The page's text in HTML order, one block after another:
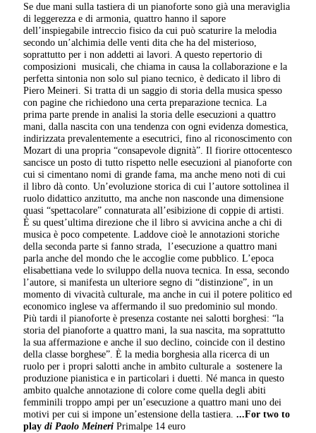
Se due mani sulla tastiera di un pianoforte sono già una meraviglia
di leggerezza e di armonia, quattro hanno il sapore
dell’inspiegabile intreccio fisico da cui può scaturire la melodia
secondo un’alchimia delle venti dita che ha del misterioso,
soprattutto per i non addetti ai lavori. A questo repertorio di
composizioni musicali, che chiama in causa la collaborazione e la
perfetta sintonia non solo sul piano tecnico, è dedicato il libro di
Piero Meineri. Si tratta di un saggio di storia della musica spesso
con pagine che richiedono una certa preparazione tecnica. La
prima parte prende in analisi la storia delle esecuzioni a quattro
mani, dalla nascita con una tendenza con ogni evidenza domestica,
indirizzata prevalentemente a esecutrici, fino al riconoscimento con
Mozart di una propria “consapevole dignità”. Il fiorire ottocentesco
sancisce un posto di tutto rispetto nelle esecuzioni al pianoforte con
cui si cimentano nomi di grande fama, ma anche meno noti di cui
il libro dà conto. Un’evoluzione storica di cui l’autore sottolinea il
ruolo didattico anzitutto, ma anche non nasconde una dimensione
quasi “spettacolare” connaturata all’esibizione di coppie di artisti.
È su quest’ultima direzione che il libro si avvicina anche a chi di
musica è poco competente. Laddove cioè le annotazioni storiche
della seconda parte si fanno strada, l’esecuzione a quattro mani
parla anche del mondo che le accoglie come pubblico. L’epoca
elisabettiana vede lo sviluppo della nuova tecnica. In essa, secondo
l’autore, si manifesta un ulteriore segno di “distinzione”, in un
momento di vivacità culturale, ma anche in cui il potere politico ed
economico inglese va affermando il suo predominio sul mondo.
Più tardi il pianoforte è presenza costante nei salotti borghesi: “la
storia del pianoforte a quattro mani, la sua nascita, ma soprattutto
la sua affermazione e anche il suo declino, coincide con il destino
della classe borghese”. È la media borghesia alla ricerca di un
ruolo per i propri salotti anche in ambito culturale a sostenere la
produzione pianistica e in particolari i duetti. Né manca in questo
ambito qualche annotazione di colore come quella degli abiti
femminili troppo ampi per un’esecuzione a quattro mani uno dei
motivi per cui si impone un’estensione della tastiera....For two to
playdi Paolo Meineri Primalpe 14 euro